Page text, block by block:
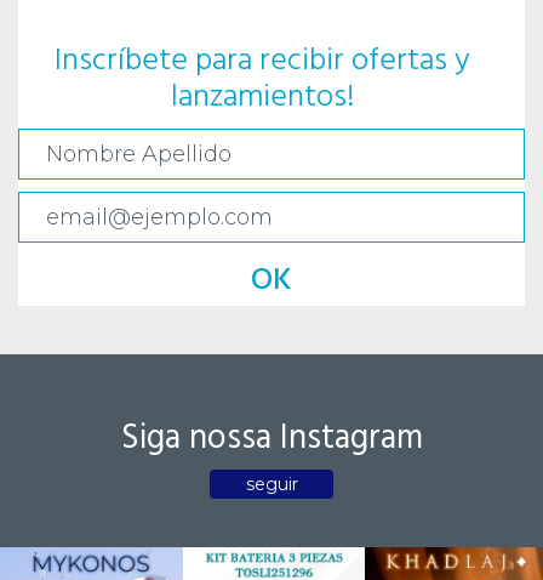
Inscríbete para recibir ofertas y
lanzamientos!
OK
Siga nossa Instagram
seguir